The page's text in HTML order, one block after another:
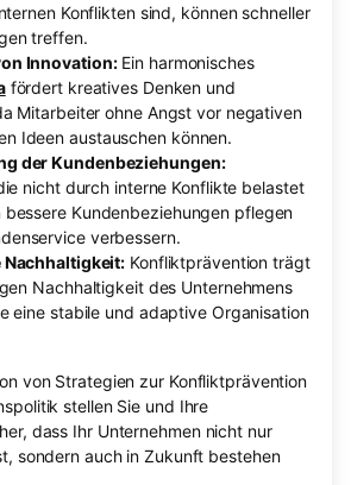
Konflikten sind, können schneller
treffen.
Innovation:Ein harmonisches
fördert kreatives Denken und
Mitarbeiter ohne Angst vor negativen
Ideen austauschen können.
der Kundenbeziehungen:
nicht durch interne Konflikte belastet
bessere Kundenbeziehungen pflegen
verbessern.
Konfliktprävention trägt
Nachhaltigkeit des Unternehmens
eine stabile und adaptive Organisation
von Strategien zur Konfliktprävention
stellen Sie und Ihre
dass Ihr Unternehmen nicht nur
sondern auch in Zukunft bestehen